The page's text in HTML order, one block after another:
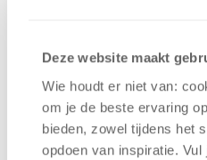
Deze website maakt
Wie houdt er niet van:
om je de beste ervaring
bieden, zowel tijdens het
opdoen van inspiratie.
tafel komt, dan 5 tot
de titel aan de
hij wil zitten aan
Het geroezemoes